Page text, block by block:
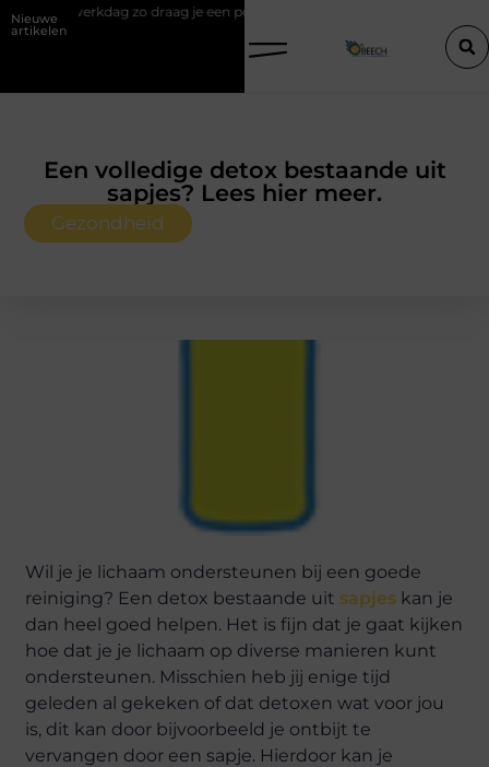
Nieuwe
artikelen
draag je een polo stijlvol Een vastgoedcoach als start van een
Een volledige detox bestaande uit
sapjes? Lees hier meer.
Gezondheid
Wil je je lichaam ondersteunen bij een goede
reiniging? Een detox bestaande uit sapjes kan je
dan heel goed helpen. Het is fijn dat je gaat kijken
hoe dat je je lichaam op diverse manieren kunt
ondersteunen. Misschien heb jij enige tijd
geleden al gekeken of dat detoxen wat voor jou
is, dit kan door bijvoorbeeld je ontbijt te
vervangen door een sapje. Hierdoor kan je